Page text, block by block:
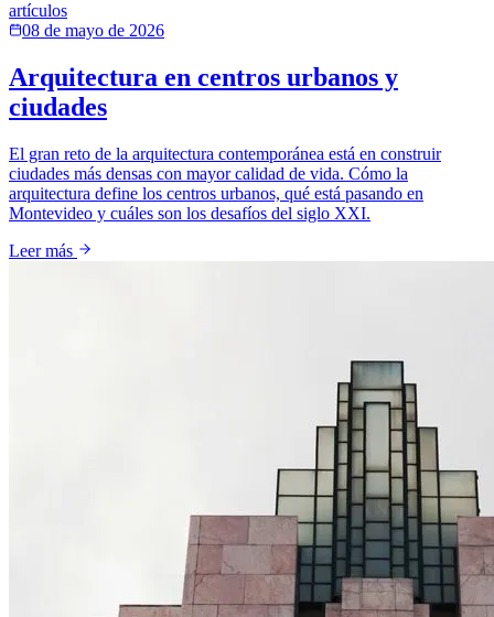
artículos
08 de mayo de 2026
Arquitectura en centros urbanos y
ciudades
El gran reto de la arquitectura contemporánea está en construir
ciudades más densas con mayor calidad de vida. Cómo la
arquitectura define los centros urbanos, qué está pasando en
Montevideo y cuáles son los desafíos del siglo XXI.
Leer más